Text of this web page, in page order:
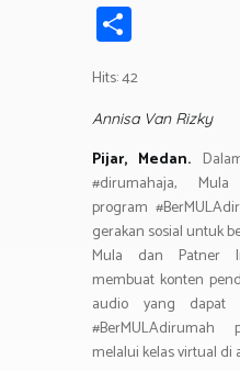
ce
o
ok
wi h
p
p
h
ar
e
Hits: 42
Annisa Van Rizky
Pijar, Medan.
#dirumahaja,
program
gerakan sosial untuk
Mula dan Patner
membuat konten
audio yang dapat
melalui kelas virtual di